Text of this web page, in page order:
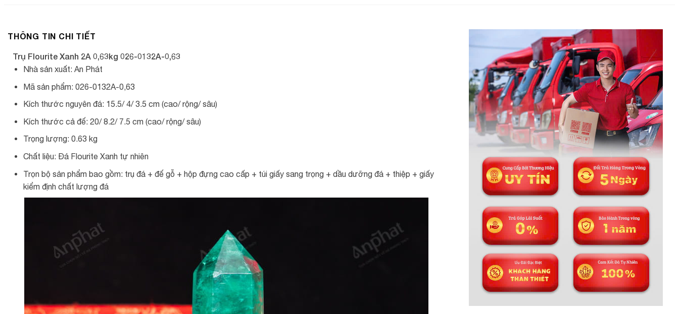
THÔNG TIN CHI TIẾT
Trụ Flourite Xanh 2A 0,63kg 026-0132A-0,63
Nhà sản xuất: An Phát
Mã sản phẩm: 026-0132A-0,63
Kích thước nguyên đá: 15.5/ 4/ 3.5 cm (cao/ rộng/ sâu)
Kích thước cả đế: 20/ 8.2/ 7.5 cm (cao/ rộng/ sâu)
Trọng lượng: 0.63 kg
Chất liệu: Đá Flourite Xanh tự nhiên
Trọn bộ sản phẩm bao gồm: trụ đá + đế gỗ + hộp đựng cao cấp + túi giấy sang trọng + dầu dưỡng đá + thiệp + giấy
kiểm định chất lượng đá